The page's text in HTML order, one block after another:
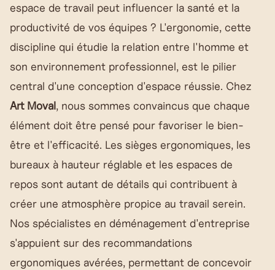
espace de travail peut influencer la santé et la
productivité de vos équipes ? L'ergonomie, cette
discipline qui étudie la relation entre l'homme et
son environnement professionnel, est le pilier
central d'une conception d'espace réussie. Chez
Art Moval, nous sommes convaincus que chaque
élément doit être pensé pour favoriser le bien-
être et l'efficacité. Les sièges ergonomiques, les
bureaux à hauteur réglable et les espaces de
repos sont autant de détails qui contribuent à
créer une atmosphère propice au travail serein.
Nos spécialistes en déménagement d'entreprise
s'appuient sur des recommandations
ergonomiques avérées, permettant de concevoir